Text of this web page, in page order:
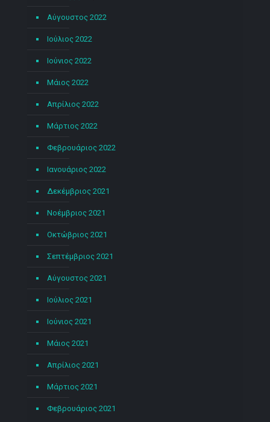
Αύγουστος 2022
Ιούλιος 2022
Ιούνιος 2022
Μάιος 2022
Απρίλιος 2022
Μάρτιος 2022
Φεβρουάριος 2022
Ιανουάριος 2022
Δεκέμβριος 2021
Νοέμβριος 2021
Οκτώβριος 2021
Σεπτέμβριος 2021
Αύγουστος 2021
Ιούλιος 2021
Ιούνιος 2021
Μάιος 2021
Απρίλιος 2021
Μάρτιος 2021
Φεβρουάριος 2021